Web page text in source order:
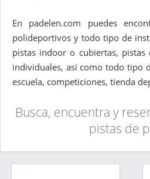
En padelen.com puedes
polideportivos y todo tipo de
pistas indoor o cubiertas,
individuales, así como todo tipo
escuela, competiciones, tienda
Busca, encuentra y
pistas de